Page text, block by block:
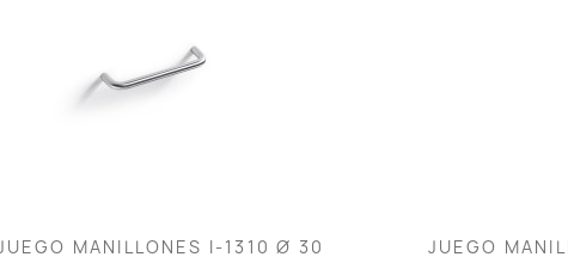
 Vista rápida
MANILLONES I-1310 Ø 30 
JUEGO